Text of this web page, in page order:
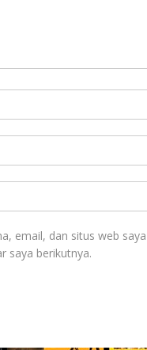
email, dan situs web
saya berikutnya.